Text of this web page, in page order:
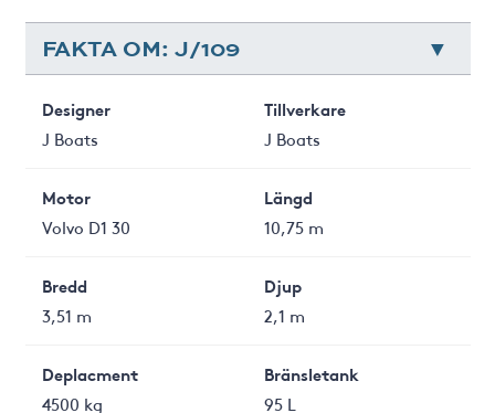
FAKTA OM: J/109
Designer
J Boats
Tillverkare
J Boats
Motor
Volvo D1 30
Längd
10,75 m
Bredd
3,51 m
Djup
2,1 m
Deplacment
4500 kg
Bränsletank
95 L